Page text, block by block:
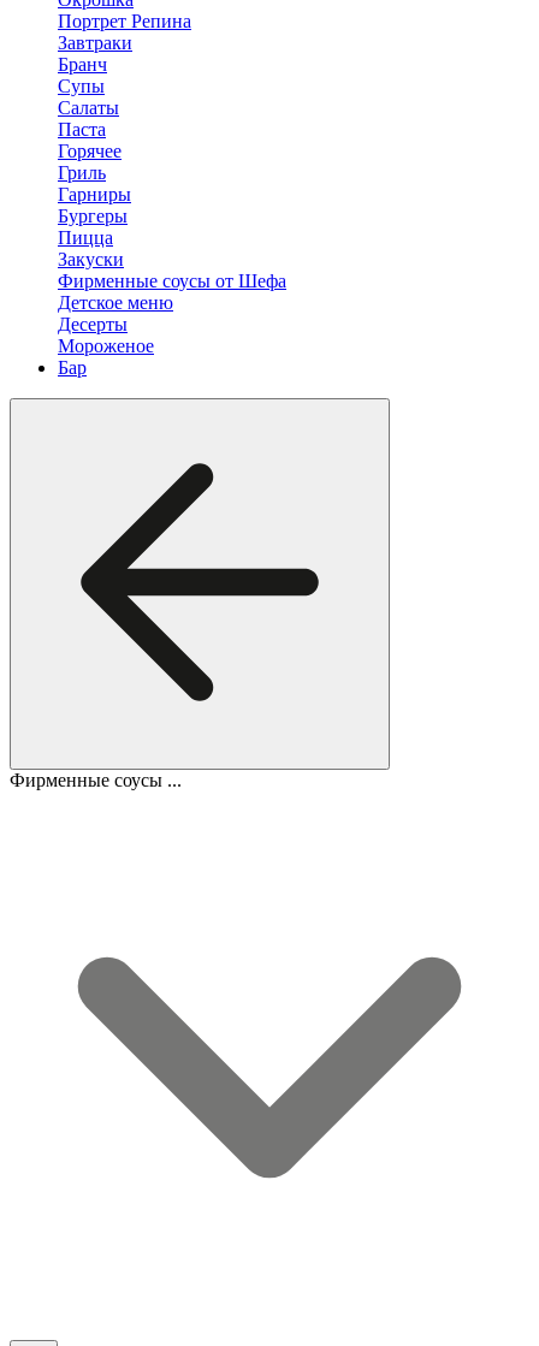
Портрет Репина
Завтраки
Бранч
Супы
Салаты
Паста
Горячее
Гриль
Гарниры
Бургеры
Пицца
Закуски
Фирменные соусы от Шефа
Детское меню
Десерты
Мороженое
Бар
Фирменные соусы ...